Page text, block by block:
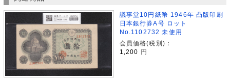
議事堂10円紙幣 1946年 凸版印刷
日本銀行券A号 ロット
No.1102732 未使用
会員価格(税別)：
1,200
円